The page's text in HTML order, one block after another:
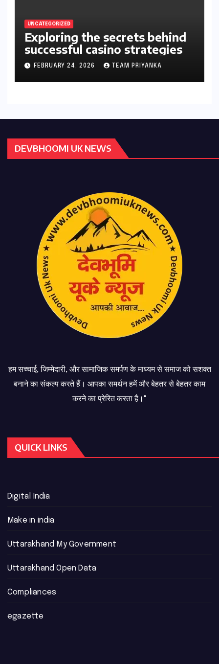
UNCATEGORIZED
Exploring the secrets behind
successful casino strategies
FEBRUARY 24, 2026 TEAM PRIYANKA
DEVBHOOMI UK NEWS
हम सच्चाई, जिम्मेदारी, और सामाजिक समर्पण के माध्यम से समाज को सशक्त
बनाने का संकल्प करते हैं। आपका समर्थन हमें और बेहतर से बेहतर काम
करने का प्रेरित करता है।"
QUICK LINKS
Digital India
Make in india
Uttarakhand My Government
Uttarakhand Open Data
Compliances
egazette